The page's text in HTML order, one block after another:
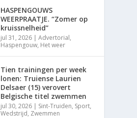
HASPENGOUWS
WEERPRAATJE. “Zomer op
kruissnelheid”
jul 31, 2026 |Advertorial,
Haspengouw, Het weer
Tien trainingen per week
lonen: Truiense Laurien
Delsaer (15) verovert
Belgische titel zwemmen
jul 30, 2026 | Sint-Truiden, Sport,
Wedstrijd, Zwemmen